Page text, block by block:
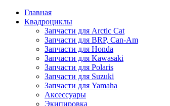
Главная
Квадроциклы
Запчасти для Arctic Cat
Запчасти для BRP, Can-Am
Запчасти для Honda
Запчасти для Kawasaki
Запчасти для Polaris
Запчасти для Suzuki
Запчасти для Yamaha
Аксессуары
Экипировка